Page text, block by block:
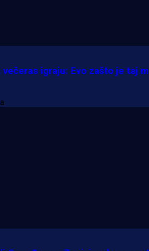
se prisjetila Izeta
večeras igraju: Evo zašto je taj